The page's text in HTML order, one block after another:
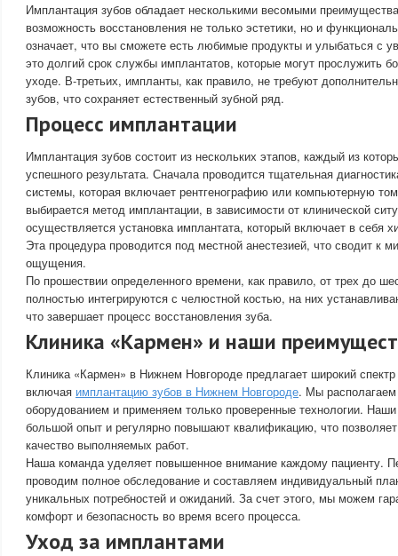
Имплантация зубов обладает несколькими весомыми
возможность восстановления не только эстетики, но и
означает, что вы сможете есть любимые продукты и улыбаться с
это долгий срок службы имплантатов, которые могут прослужить
уходе. В-третьих, импланты, как правило, не требуют
зубов, что сохраняет естественный зубной ряд.
Процесс имплантации
Имплантация зубов состоит из нескольких этапов, каждый из
успешного результата. Сначала проводится тщательная
системы, которая включает рентгенографию или компьютерную
выбирается метод имплантации, в зависимости от клинической
осуществляется установка имплантата, который включает в себя
Эта процедура проводится под местной анестезией, что сводит к
ощущения.
По прошествии определенного времени, как правило, от трех до
полностью интегрируются с челюстной костью, на них
что завершает процесс восстановления зуба.
Клиника «Кармен» и наши
Клиника «Кармен» в Нижнем Новгороде предлагает широкий спектр
включая имплантацию зубов в Нижнем Новгороде. Мы
оборудованием и применяем только проверенные технологии.
большой опыт и регулярно повышают квалификацию, что
качество выполняемых работ.
Наша команда уделяет повышенное внимание каждому пациенту.
проводим полное обследование и составляем индивидуальный
уникальных потребностей и ожиданий. За счет этого, мы можем
комфорт и безопасность во время всего процесса.
Уход за имплантами